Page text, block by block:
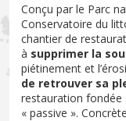
Conçu par le Parc
Conservatoire du
chantier de
à supprimer la
piétinement et
de retrouver sa
restauration fondée
« passive ».